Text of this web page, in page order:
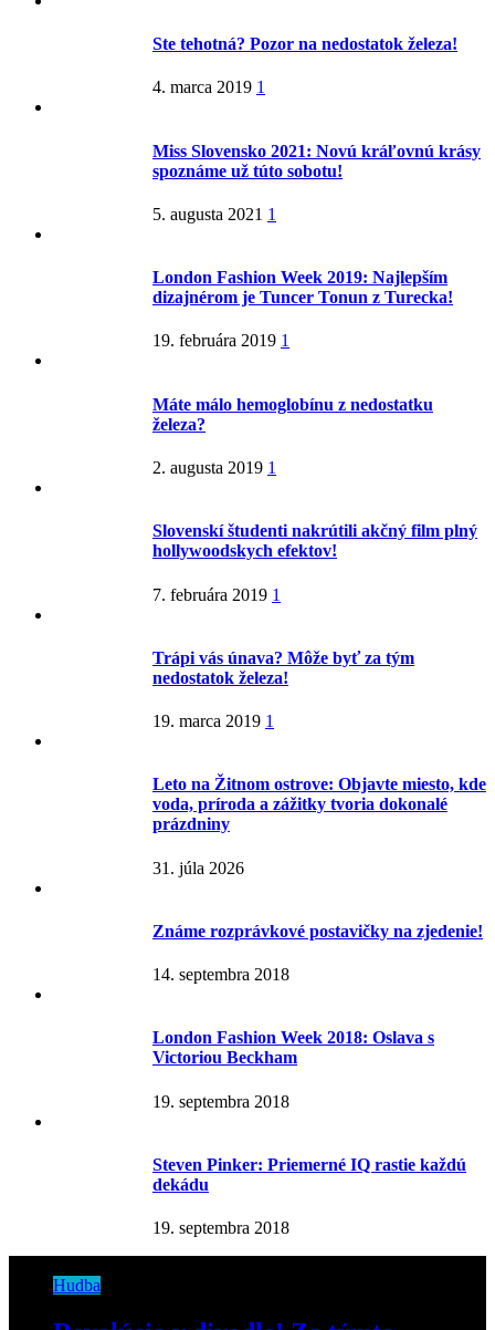
Ste tehotná? Pozor na nedostatok železa!
4. marca 2019 1
Miss Slovensko 2021: Novú kráľovnú krásy
spoznáme už túto sobotu!
5. augusta 2021 1
London Fashion Week 2019: Najlepším
dizajnérom je Tuncer Tonun z Turecka!
19. februára 2019 1
Máte málo hemoglobínu z nedostatku
železa?
2. augusta 2019 1
Slovenskí študenti nakrútili akčný film plný
hollywoodskych efektov!
7. februára 2019 1
Trápi vás únava? Môže byť za tým
nedostatok železa!
19. marca 2019 1
Leto na Žitnom ostrove: Objavte miesto, kde
voda, príroda a zážitky tvoria dokonalé
prázdniny
31. júla 2026
Známe rozprávkové postavičky na zjedenie!
14. septembra 2018
London Fashion Week 2018: Oslava s
Victoriou Beckham
19. septembra 2018
Steven Pinker: Priemerné IQ rastie každú
dekádu
19. septembra 2018
Hudba